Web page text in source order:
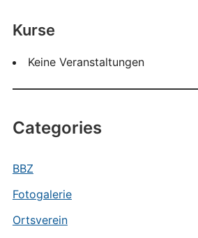
Kurse
Keine Veranstaltungen
Categories
BBZ
Fotogalerie
Ortsverein